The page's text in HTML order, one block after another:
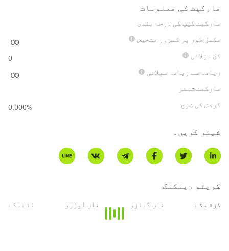
مارکیٹ کی معلومات
مارکیٹ کیپ کی درجہ بندی
مکمل طور پر کمزور تشخیص
∞
کل سپلائی
0
زیادہ سے زیادہ سپلائی
∞
مارکیٹ شیئر
گردش کی شرح
0.000%
شیئر کریں۔
کرپٹو رینکنگ
گرم سکے ٹاپ گینرز ٹاپ لوزرز نئے سکے